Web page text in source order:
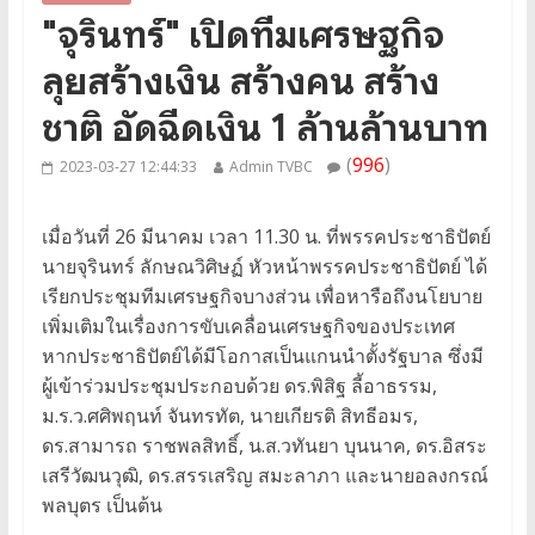
"จุรินทร์" เปิดทีมเศรษฐกิจ
ลุยสร้างเงิน สร้างคน สร้าง
ชาติ อัดฉีดเงิน 1 ล้านล้านบาท
2023-03-27 12:44:33 Admin TVBC (996)
เมื่อวันที่ 26 มีนาคม เวลา 11.30 น. ที่พรรคประชาธิปัตย์
นายจุรินทร์ ลักษณวิศิษฏ์ หัวหน้าพรรคประชาธิปัตย์ ได้
เรียกประชุมทีมเศรษฐกิจบางส่วน เพื่อหารือถึงนโยบาย
เพิ่มเติมในเรื่องการขับเคลื่อนเศรษฐกิจของประเทศ
หากประชาธิปัตย์ได้มีโอกาสเป็นแกนนำตั้งรัฐบาล ซึ่งมี
ผู้เข้าร่วมประชุมประกอบด้วย ดร.พิสิฐ ลี้อาธรรม,
ม.ร.ว.ศศิพฤนท์ จันทรทัต, นายเกียรติ สิทธีอมร,
ดร.สามารถ ราชพลสิทธิ์, น.ส.วทันยา บุนนาค, ดร.อิสระ
เสรีวัฒนวุฒิ, ดร.สรรเสริญ สมะลาภา และนายอลงกรณ์
พลบุตร เป็นต้น